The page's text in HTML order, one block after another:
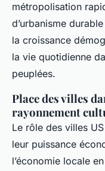
métropolisation
d’urbanisme
la croissance
la vie quotidienne
peuplées.
Place des villes
rayonnement
Le rôle des villes
leur puissance
l’économie locale